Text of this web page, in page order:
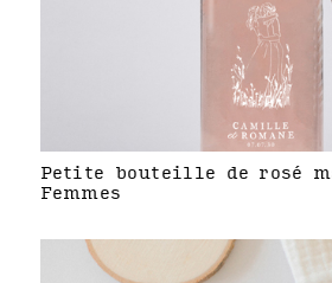
Petite bouteille de rosé
Femmes